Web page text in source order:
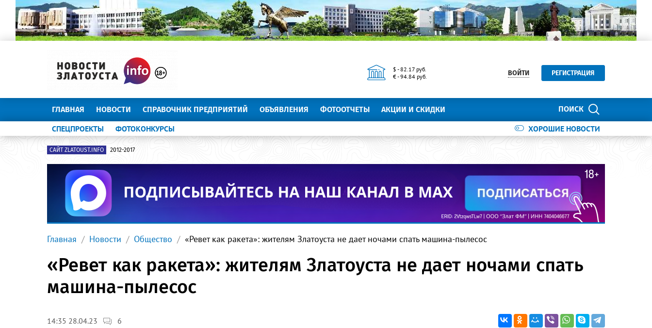
$ - 82.17 руб.
€ - 94.84 руб.
ВОЙТИ РЕГИСТРАЦИЯ
ПОИСК
ГЛАВНАЯ НОВОСТИ СПРАВОЧНИК ПРЕДПРИЯТИЙ ОБЪЯВЛЕНИЯ ФОТООТЧЕТЫ АКЦИИ И СКИДКИ
ХОРОШИЕ НОВОСТИ
СПЕЦПРОЕКТЫ ФОТОКОНКУРСЫ
САЙТ ZLATOUST.INFO 2012-2017
Главная Новости Общество «Ревет как ракета»: жителям Златоуста не дает ночами спать машина-пылесос
«Ревет как ракета»: жителям Златоуста не дает ночами спать
машина-пылесос
14:35 28.04.23 6